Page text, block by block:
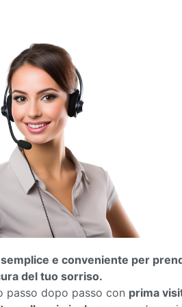
e conveniente per
del tuo sorriso.
passo dopo passo con prima